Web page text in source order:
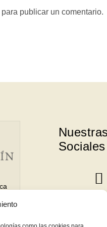
para publicar un comentario.
Sociales